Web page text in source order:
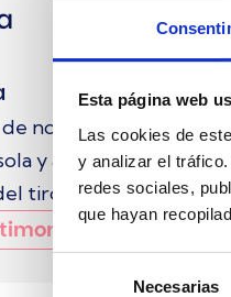
Esta página web
Las cookies de
y analizar el
redes sociales,
que hayan
Necesarias
Tipo de
Sueño
noches aprendió a
y ahora duerme 11
tirón